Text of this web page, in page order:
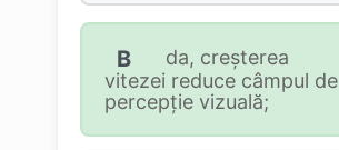
B
da, creşterea
vitezei reduce câmpul de
percepţie vizuală;